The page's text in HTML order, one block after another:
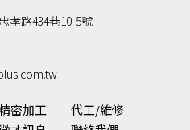
孝路434巷10-5號
密加工
代工/維修